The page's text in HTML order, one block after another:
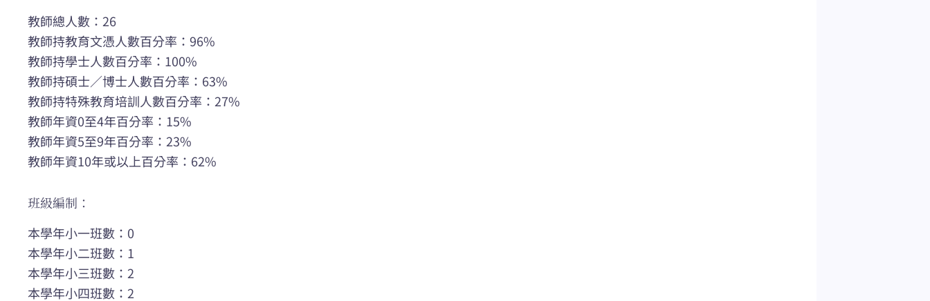
教師總人數：26
教師持教育文憑人數百分率：96%
教師持學士人數百分率：100%
教師持碩士／博士人數百分率：63%
教師持特殊教育培訓人數百分率：27%
教師年資0至4年百分率：15%
教師年資5至9年百分率：23%
教師年資10年或以上百分率：62%
班級編制：
本學年小一班數：0
本學年小二班數：1
本學年小三班數：2
本學年小四班數：2